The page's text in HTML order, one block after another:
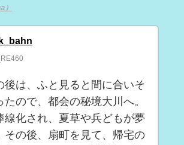
）
後は、ふと見ると間に合いそ
たので、都会の秘境大川へ。
線化され、夏草や兵どもが夢
その後、扇町を見て、帰宅の